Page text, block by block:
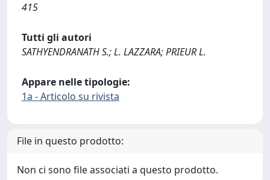
415
Tutti gli autori
SATHYENDRANATH S.; L. LAZZARA; PRIEUR L.
Appare nelle tipologie:
1a - Articolo su rivista
File in questo prodotto:
Non ci sono file associati a questo prodotto.